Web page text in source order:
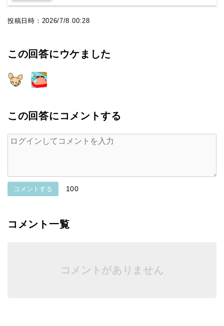
投稿日時： 2026/7/8 00:28
この回答にウケました
この回答にコメントする
コメントする 100
コメント一覧
コメントがありません